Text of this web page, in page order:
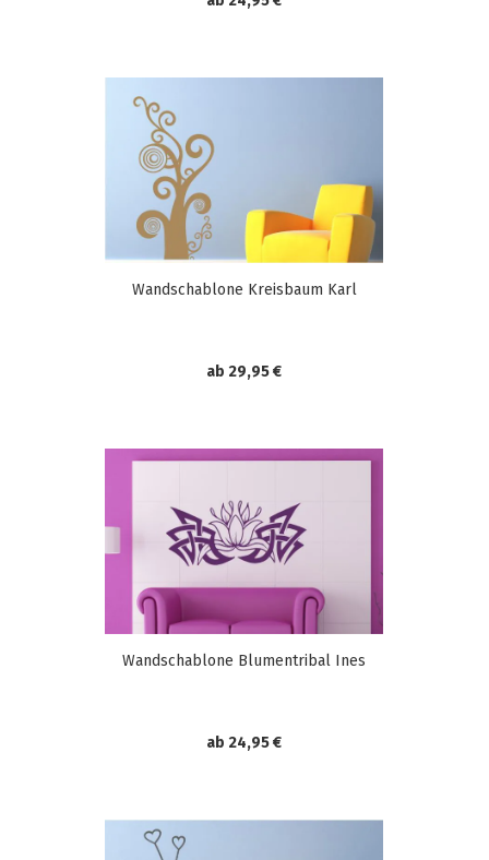
Wandschablone Kreisbaum Karl
ab 29,95 €
Wandschablone Blumentribal Ines
ab 24,95 €